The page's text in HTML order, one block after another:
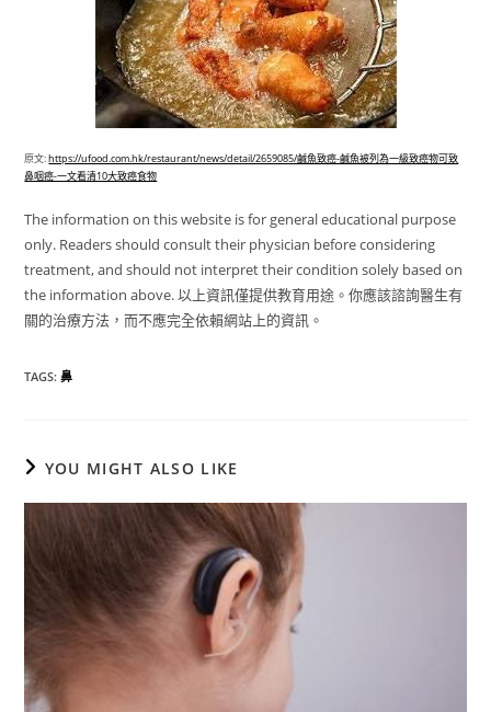
原文:https://ufood.com.hk/restaurant/news/detail/2659085/鹹魚致癌-鹹魚被列為一級致癌物可致
鼻咽癌-一文看清10大致癌食物
The information on this website is for general educational purpose
only. Readers should consult their physician before considering
treatment, and should not interpret their condition solely based on
the information above. 以上資訊僅提供教育用途。你應該諮詢醫生有
關的治療方法，而不應完全依賴網站上的資訊。
TAGS:鼻
YOU MIGHT ALSO LIKE